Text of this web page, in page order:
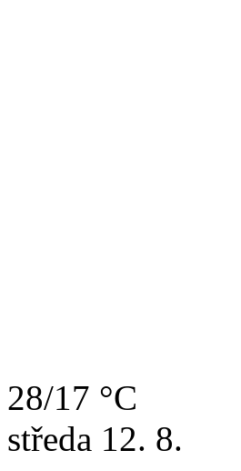
28/17 °C
středa 12. 8.